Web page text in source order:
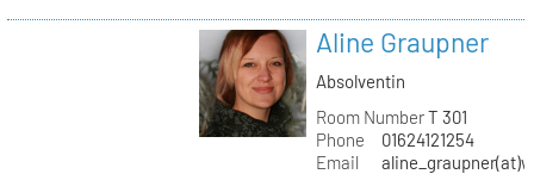
Aline Graupner
Absolventin
Room NumberT 301
Phone
01624121254
Email